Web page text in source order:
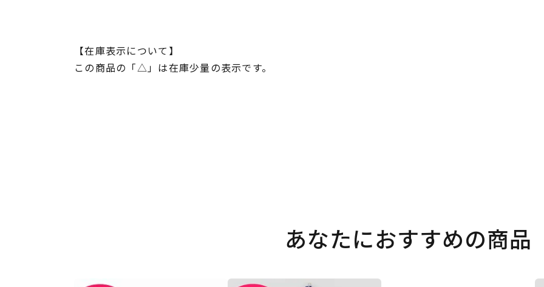
【在庫表示について】
この商品の「△」は在庫少量の表示です。
あなたにおすすめの商品